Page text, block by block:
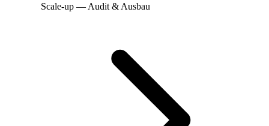
Scale-up — Audit & Ausbau